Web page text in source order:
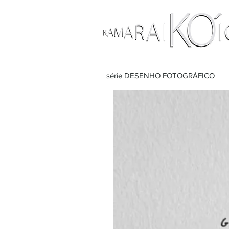
série DESENHO FOTOGRÁFICO